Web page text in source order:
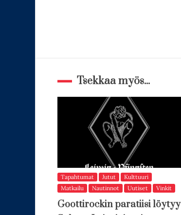
Tsekkaa myös...
Tapahtumat Jutut
Kulttuuri
Matkailu
Nautinnot Uutiset Vinkit
Goottirockin paratiisi löytyy